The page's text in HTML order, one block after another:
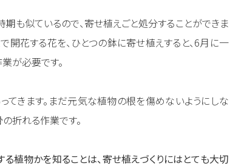
も似ているので、寄せ植えごと処分することができま
開花する花を、ひとつの鉢に寄せ植えすると、6月に一
が必要です。
てきます。まだ元気な植物の根を傷めないようにしな
折れる作業です。
植物かを知ることは、寄せ植えづくりにはとても大切